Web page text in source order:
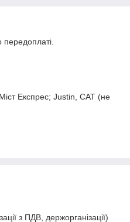
передоплаті.
Міст Експрес; Justin, САТ (не
з ПДВ, держорганізації)